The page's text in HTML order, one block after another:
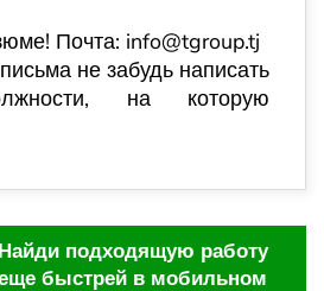
Почта: info@tgroup.tj
не забудь написать
на которую
Найди подходящую работу
быстрей в мобильном